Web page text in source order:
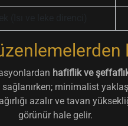
hafiflik ve
minimalist
azalır ve tavan
görünür hale gelir.